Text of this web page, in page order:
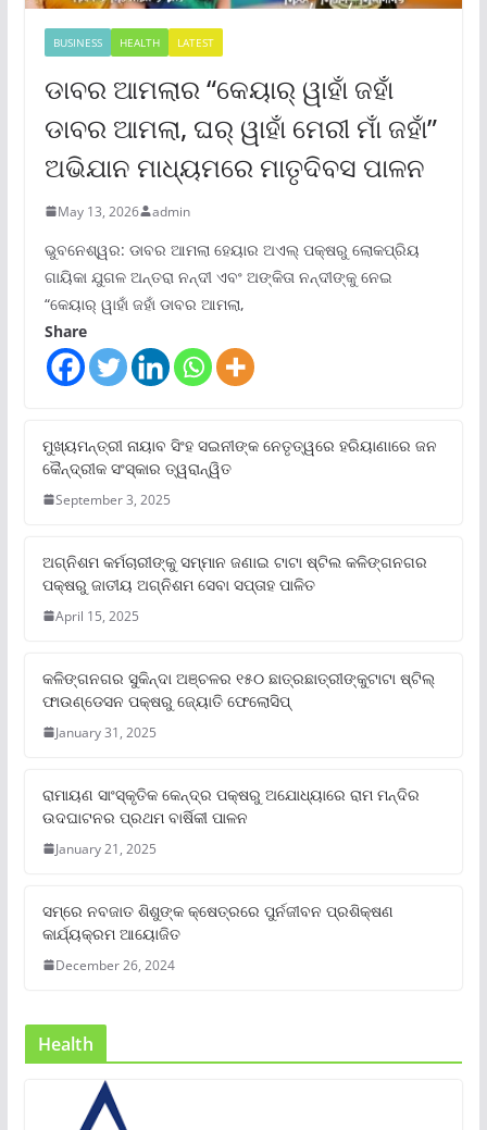
BUSINESS HEALTH LATEST
ଡାବର ଆମଲାର “କେୟାର୍ ୱାହାଁ ଜହାଁ
ଡାବର ଆମଲା, ଘର୍ ୱାହାଁ ମେରୀ ମାଁ ଜହାଁ”
ଅଭିଯାନ ମାଧ୍ୟମରେ ମାତୃଦିବସ ପାଳନ
May 13, 2026 admin
ଭୁବନେଶ୍ୱର: ଡାବର ଆମଲା ହେୟାର ଅଏଲ୍ ପକ୍ଷରୁ ଲୋକପ୍ରିୟ
ଗାୟିକା ଯୁଗଳ ଅନ୍ତରା ନନ୍ଦୀ ଏବଂ ଅଙ୍କିତା ନନ୍ଦୀଙ୍କୁ ନେଇ
“କେୟାର୍ ୱାହାଁ ଜହାଁ ଡାବର ଆମଲା,
Share
ମୁଖ୍ୟମନ୍ତ୍ରୀ ନାୟାବ ସିଂହ ସଇନୀଙ୍କ ନେତୃତ୍ୱରେ ହରିୟାଣାରେ ଜନ
କୈନ୍ଦ୍ରୀକ ସଂସ୍କାର ତ୍ୱରାନ୍ୱିତ
September 3, 2025
ଅଗ୍ନିଶମ କର୍ମଚାରୀଙ୍କୁ ସମ୍ମାନ ଜଣାଇ ଟାଟା ଷ୍ଟିଲ କଳିଙ୍ଗନଗର
ପକ୍ଷରୁ ଜାତୀୟ ଅଗ୍ନିଶମ ସେବା ସପ୍ତାହ ପାଳିତ
April 15, 2025
କଳିଙ୍ଗନଗର ସୁକିନ୍ଦା ଅଞ୍ଚଳର ୧୫୦ ଛାତ୍ରଛାତ୍ରୀଙ୍କୁଟାଟା ଷ୍ଟିଲ୍
ଫାଉଣ୍ଡେସନ ପକ୍ଷରୁ ଜ୍ୟୋତି ଫେଲୋସିପ୍‌
January 31, 2025
ରାମାୟଣ ସାଂସ୍କୃତିକ କେନ୍ଦ୍ର ପକ୍ଷରୁ ଅଯୋଧ୍ୟାରେ ରାମ ମନ୍ଦିର
ଉଦଘାଟନର ପ୍ରଥମ ବାର୍ଷିକୀ ପାଳନ
January 21, 2025
ସମ୍‌ରେ ନବଜାତ ଶିଶୁଙ୍କ କ୍ଷେତ୍ରରେ ପୁର୍ନଜୀବନ ପ୍ରଶିକ୍ଷଣ
କାର୍ଯ୍ୟକ୍ରମ ଆୟୋଜିତ
December 26, 2024
Health